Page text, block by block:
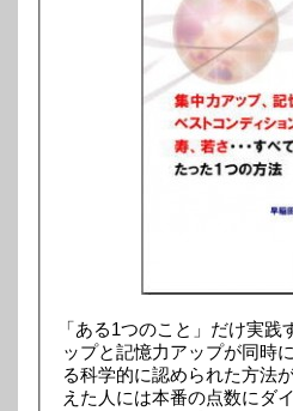
「ある1つのこと」だけ実
ップと記憶力アップが同時
る科学的に認められた方法
えた人には本番の点数にダ